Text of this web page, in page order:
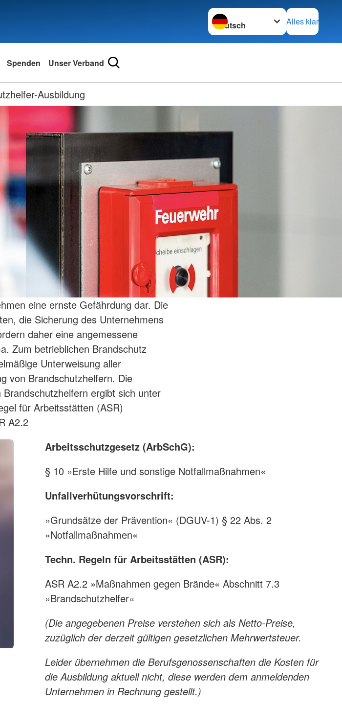
Sprache wechseln zu
Alles klar
Spenden Unser Verband
Ausbildung
eine ernste Gefährdung dar. Die
die Sicherung des Unternehmens
daher eine angemessene
Zum betrieblichen Brandschutz
Unterweisung aller
von Brandschutzhelfern. Die
ergibt sich unter
für Arbeitsstätten (ASR)
A2.2
Arbeitsschutzgesetz (ArbSchG):
§ 10 »Erste Hilfe und sonstige Notfallmaßnahmen«
Unfallverhütungsvorschrift:
»Grundsätze der Prävention« (DGUV-1) § 22 Abs. 2
»Notfallmaßnahmen«
Techn. Regeln für Arbeitsstätten (ASR):
ASR A2.2 »Maßnahmen gegen Brände« Abschnitt 7.3
»Brandschutzhelfer«
(Die angegebenen Preise verstehen sich als Netto-Preise,
zuzüglich der derzeit gültigen gesetzlichen Mehrwertsteuer.
Leider übernehmen die Berufsgenossenschaften die Kosten für
die Ausbildung aktuell nicht, diese werden dem anmeldenden
Unternehmen in Rechnung gestellt.)